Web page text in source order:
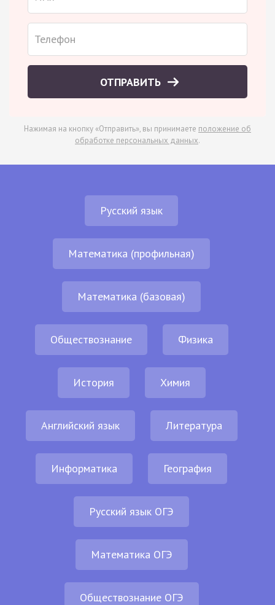
ОТПРАВИТЬ
Нажимая на кнопку «Отправить», вы принимаете положение об
обработке персональных данных.
Русский язык
Математика (профильная)
Математика (базовая)
Обществознание Физика
История Химия
Английский язык Литература
Информатика География
Русский язык ОГЭ
Математика ОГЭ
Обществознание ОГЭ